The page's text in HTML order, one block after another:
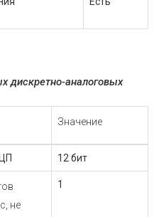
дискретно-аналоговых
Значение
12 бит
не
1